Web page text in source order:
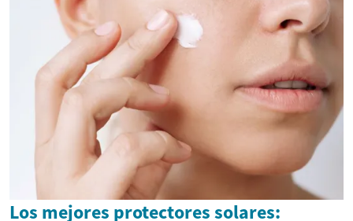
Los mejores protectores solares: